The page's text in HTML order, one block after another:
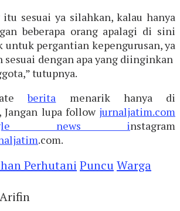
itu sesuai ya silahkan, kalau hanya
beberapa orang apalagi di sini
untuk pergantian kepengurusan, ya
dengan apa yang diinginkan
tutupnya.
berita menarik hanya di
Jangan lupa follow jurnaljatim.com
news instagram
.com.
Perhutani PuncuWarga